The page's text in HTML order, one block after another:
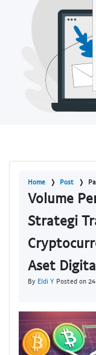
Home Post
Volume
Strategi
Aset
By Eldi Y Posted on